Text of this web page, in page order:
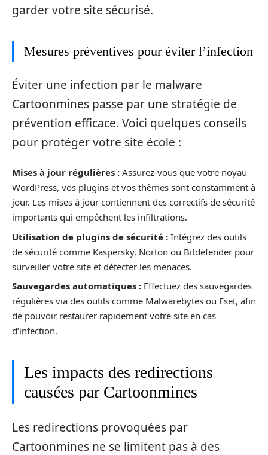
garder votre site sécurisé.
Mesures préventives pour éviter l’infection
Éviter une infection par le malware
Cartoonmines passe par une stratégie de
prévention efficace. Voici quelques conseils
pour protéger votre site école :
Mises à jour régulières : Assurez-vous que votre noyau
WordPress, vos plugins et vos thèmes sont constamment à
jour. Les mises à jour contiennent des correctifs de sécurité
importants qui empêchent les infiltrations.
Utilisation de plugins de sécurité : Intégrez des outils
de sécurité comme Kaspersky, Norton ou Bitdefender pour
surveiller votre site et détecter les menaces.
Sauvegardes automatiques : Effectuez des sauvegardes
régulières via des outils comme Malwarebytes ou Eset, afin
de pouvoir restaurer rapidement votre site en cas
d’infection.
Les impacts des redirections
causées par Cartoonmines
Les redirections provoquées par
Cartoonmines ne se limitent pas à des